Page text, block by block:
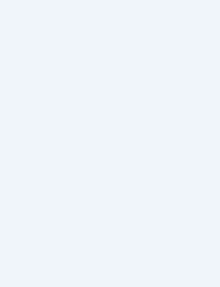
忙しさの中で新たな出会
これにより、さまざまな